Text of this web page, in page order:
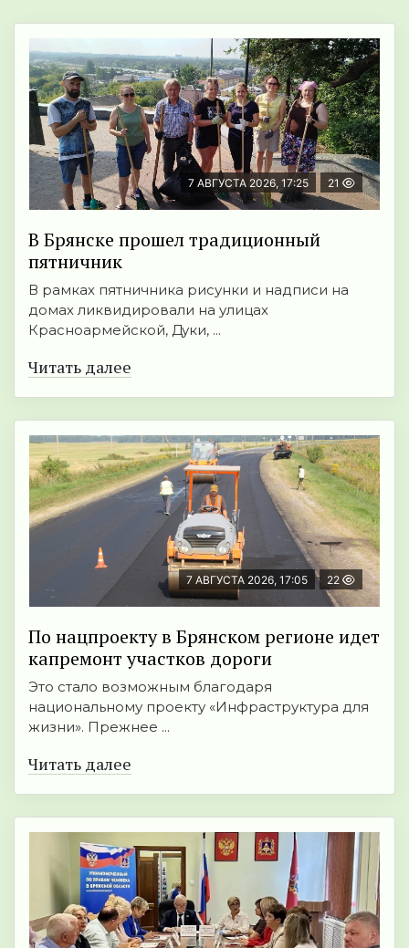
7 АВГУСТА 2026, 17:25 21
В Брянске прошел традиционный
пятничник
В рамках пятничника рисунки и надписи на
домах ликвидировали на улицах
Красноармейской, Дуки, ...
Читать далее
7 АВГУСТА 2026, 17:05 22
По нацпроекту в Брянском регионе идет
капремонт участков дороги
Это стало возможным благодаря
национальному проекту «Инфраструктура для
жизни». Прежнее ...
Читать далее